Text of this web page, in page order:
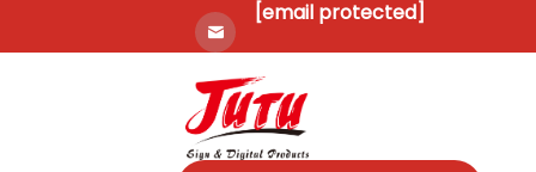
[email protected]